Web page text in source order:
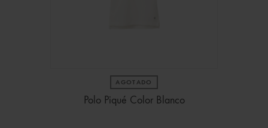
AGOTADO
Polo Piqué Color Blanco